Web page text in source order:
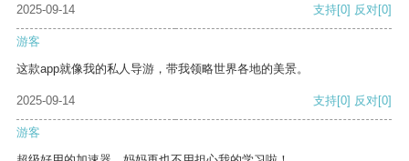
2025-09-14 支持[0] 反对[0]
游客
这款app就像我的私人导游，带我领略世界各地的美景。
2025-09-14 支持[0] 反对[0]
游客